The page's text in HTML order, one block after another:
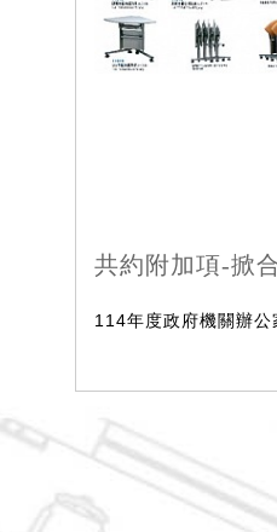
共約附加項-掀
114年度政府機關辦公